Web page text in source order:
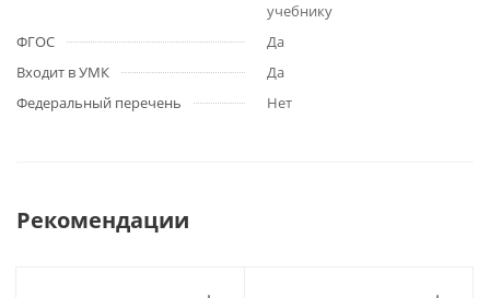
учебнику
ФГОС
Да
Входит в УМК
Да
Федеральный перечень
Нет
Рекомендации